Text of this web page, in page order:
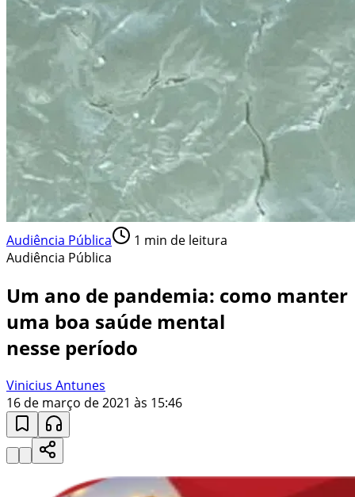
Audiência Pública 1 min de leitura
Audiência Pública
Um ano de pandemia: como manter
uma boa saúde mental
nesse período
Vinicius Antunes
16 de março de 2021 às 15:46